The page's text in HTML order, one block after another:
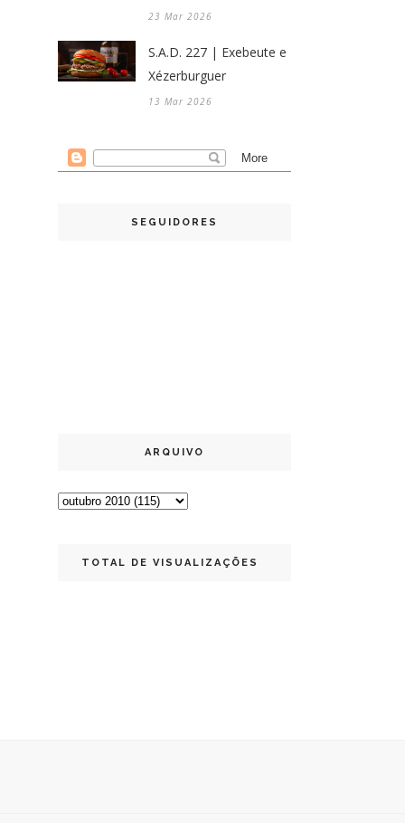
23 Mar 2026
S.A.D. 227 | Exebeute e
Xézerburguer
13 Mar 2026
SEGUIDORES
ARQUIVO
TOTAL DE VISUALIZAÇÕES